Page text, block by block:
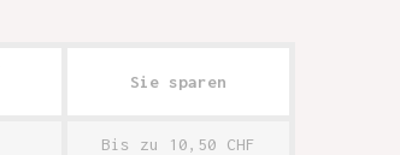
Sie sparen
Bis zu 10,50 CHF